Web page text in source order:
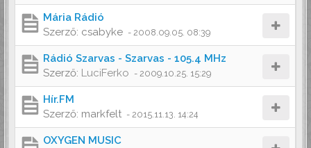
Mária Rádió
Szerző: csabyke - 2008.09.05. 08:39
Rádió Szarvas - Szarvas - 105.4 MHz
Szerző: LuciFerko - 2009.10.25. 15:29
Hír.FM
Szerző: markfelt - 2015.11.13. 14:24
OXYGEN MUSIC